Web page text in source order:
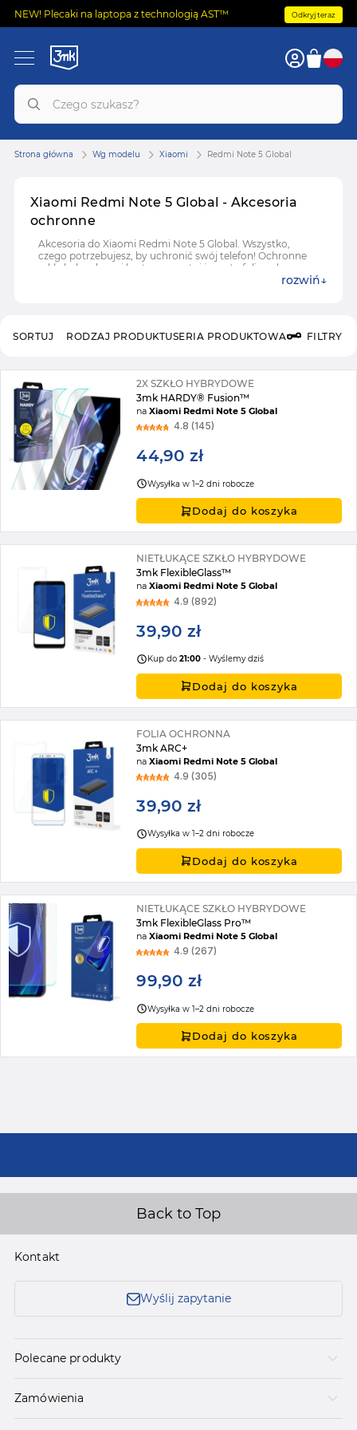
NEW! Plecaki na laptopa z technologią AST™ Odkryj teraz
Xiaomi Redmi Note 5 Global - Akcesoria
ochronne
Akcesoria do Xiaomi Redmi Note 5 Global. Wszystko,
czego potrzebujesz, by uchronić swój telefon! Ochronne
szkła hybrydowe i hartowane, etui i case'y, folie ochronne
rozwiń
Strona główna Wg modelu Xiaomi Redmi Note 5 Global
RODZAJ PRODUKTUSERIA PRODUKTOWA FILTRY
SORTUJ
2X SZKŁO HYBRYDOWE
3mk HARDY® Fusion™
naXiaomi Redmi Note 5 Global
4.8 (145)
44,90 zł
Wysyłka w 1–2 dni robocze
Dodaj do koszyka
NIETŁUKĄCE SZKŁO HYBRYDOWE
3mk FlexibleGlass™
naXiaomi Redmi Note 5 Global
4.9 (892)
39,90 zł
Kup do21:00 - Wyślemy dziś
Dodaj do koszyka
FOLIA OCHRONNA
3mk ARC+
naXiaomi Redmi Note 5 Global
4.9 (305)
39,90 zł
Wysyłka w 1–2 dni robocze
Dodaj do koszyka
NIETŁUKĄCE SZKŁO HYBRYDOWE
3mk FlexibleGlass Pro™
naXiaomi Redmi Note 5 Global
4.9 (267)
99,90 zł
Wysyłka w 1–2 dni robocze
Dodaj do koszyka
Back to Top
Kontakt
Wyślij zapytanie
Polecane produkty
Zamówienia